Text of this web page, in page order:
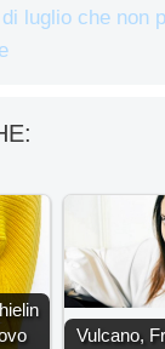
di luglio che non
Vulcano,